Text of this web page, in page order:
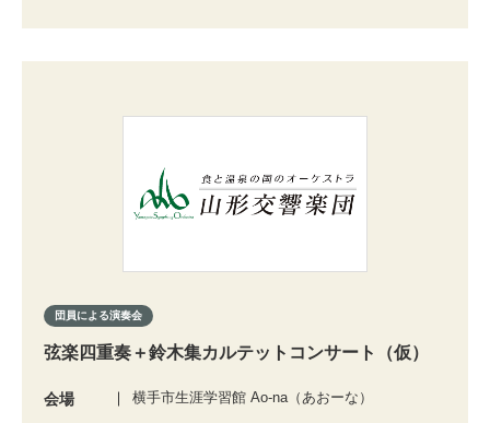
団員による演奏会
弦楽四重奏＋鈴木集カルテットコンサート（仮）
会場 横手市生涯学習館 Ao-na（あおーな）